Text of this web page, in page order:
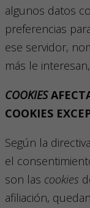
algunos datos
preferencias
ese servidor,
más le
COOKIES
COOKIES
Según la
el
son las cookies
afiliación,